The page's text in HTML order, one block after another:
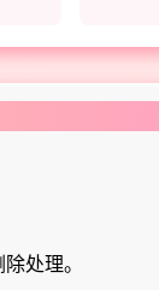
处理。